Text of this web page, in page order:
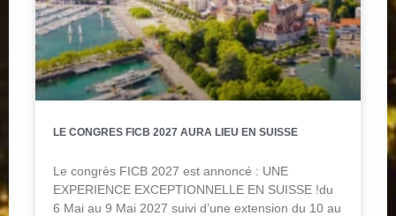
LE CONGRES FICB 2027 AURA LIEU EN SUISSE
Le congrès FICB 2027 est annoncé : UNE
EXPERIENCE EXCEPTIONNELLE EN SUISSE !du
6 Mai au 9 Mai 2027 suivi d’une extension du 10 au